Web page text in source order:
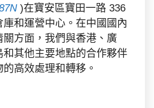
)在寶安區寶田一路 336
和運營中心。在中國國內
關方面，我們與香港、廣
其他主要地點的合作夥伴
高效處理和轉移。